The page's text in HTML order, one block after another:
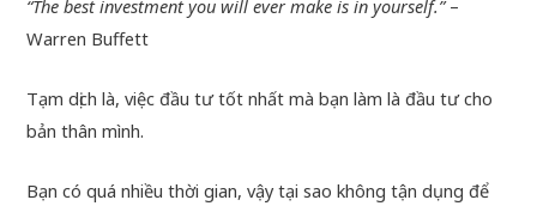
“The best investment you will ever make is in yourself.”–
Warren Buffett
Tạm dịch là, việc đầu tư tốt nhất mà bạn làm là đầu tư cho
bản thân mình.
Bạn có quá nhiều thời gian, vậy tại sao không tận dụng để